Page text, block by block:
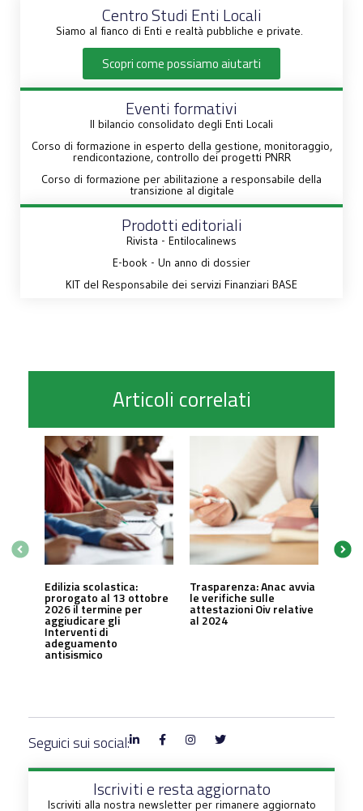
Centro Studi Enti Locali
Siamo al fianco di Enti e realtà pubbliche e private.
Scopri come possiamo aiutarti
Eventi formativi
Il bilancio consolidato degli Enti Locali
Corso di formazione in esperto della gestione, monitoraggio,
rendicontazione, controllo dei progetti PNRR
Corso di formazione per abilitazione a responsabile della
transizione al digitale
Prodotti editoriali
Rivista - Entilocalinews
E-book - Un anno di dossier
KIT del Responsabile dei servizi Finanziari BASE
Articoli correlati
Edilizia scolastica:
prorogato al 13 ottobre
2026 il termine per
aggiudicare gli
Interventi di
adeguamento
antisismico
Trasparenza: Anac avvia
le verifiche sulle
attestazioni Oiv relative
al 2024
Seguici sui social:
Iscriviti e resta aggiornato
Iscriviti alla nostra newsletter per rimanere aggiornato